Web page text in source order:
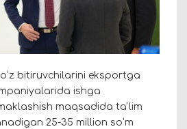
bitiruvchilarini eksportga
ishga
maqsadida taʼlim
25-35 million soʻm